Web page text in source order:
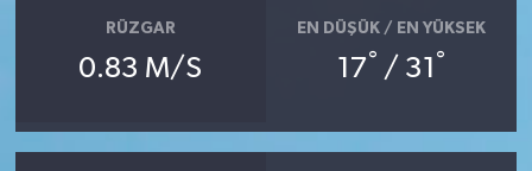
RÜZGAR
0.83 M/S
EN DÜŞÜK / EN YÜKSEK
17° / 31 °